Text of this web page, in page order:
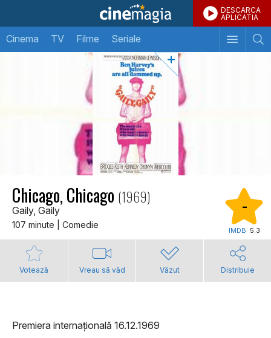
DESCARCA
APLICATIA
Cinema TV Filme Seriale
Chicago, Chicago (1969)
Gaily, Gaily
107 minute | Comedie
-
IMDB: 5.3
Votează Vreau să văd Văzut Distribuie
Premiera internațională 16.12.1969